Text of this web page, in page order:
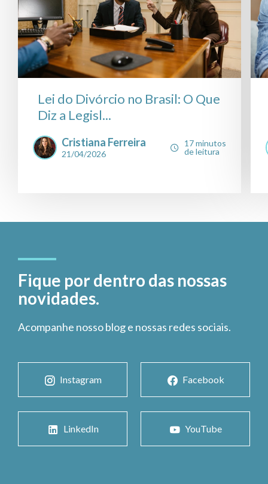
Lei do Divórcio no Brasil: O Que
Diz a Legisl...
Cristiana Ferreira
21/04/2026
17 minutos
de leitura
Fique por dentro das nossas
novidades.
Acompanhe nosso blog e nossas redes sociais.
Instagram Facebook
LinkedIn YouTube